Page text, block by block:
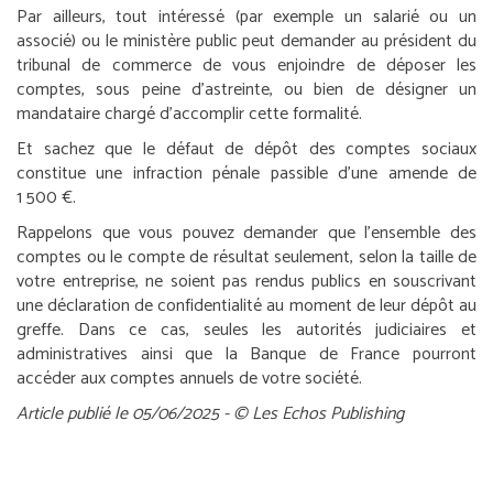
Par ailleurs, tout intéressé (par exemple un salarié ou un
associé) ou le ministère public peut demander au président du
tribunal de commerce de vous enjoindre de déposer les
comptes, sous peine d’astreinte, ou bien de désigner un
mandataire chargé d’accomplir cette formalité.
Et sachez que le défaut de dépôt des comptes sociaux
constitue une infraction pénale passible d’une amende de
1 500 €.
Rappelons que vous pouvez demander que l’ensemble des
comptes ou le compte de résultat seulement, selon la taille de
votre entreprise, ne soient pas rendus publics en souscrivant
une déclaration de confidentialité au moment de leur dépôt au
greffe. Dans ce cas, seules les autorités judiciaires et
administratives ainsi que la Banque de France pourront
accéder aux comptes annuels de votre société.
Article publié le 05/06/2025 - © Les Echos Publishing